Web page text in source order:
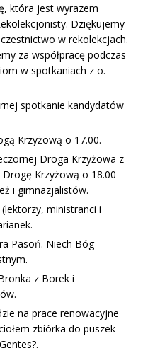
która jest wyrazem
Dziękujemy
w rekolekcjach.
za współpracę podczas
w spotkaniach z o.
spotkanie kandydatów
Krzyżową o 17.00.
Droga Krzyżowa z
Krzyżową o 18.00
i gimnazjalistów.
ministranci i
Pasoń. Niech Bóg
z Borek i
na prace renowacyjne
zbiórka do puszek